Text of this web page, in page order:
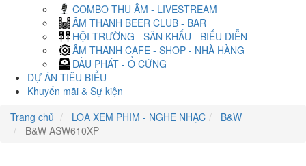
COMBO THU ÂM - LIVESTREAM
ÂM THANH BEER CLUB - BAR
HỘI TRƯỜNG - SÂN KHẤU - BIỂU DIỄN
ÂM THANH CAFE - SHOP - NHÀ HÀNG
ĐẦU PHÁT - Ổ CỨNG
DỰ ÁN TIÊU BIỂU
Khuyến mãi & Sự kiện
Trang chủ
LOA XEM PHIM - NGHE NHẠC
B&W
B&W ASW610XP